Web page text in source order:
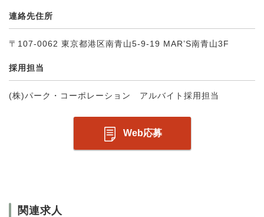
連絡先住所
〒107-0062 東京都港区南青山5-9-19 MAR’S南青山3F
採用担当
(株)パーク・コーポレーション アルバイト採用担当
Web応募
関連求人